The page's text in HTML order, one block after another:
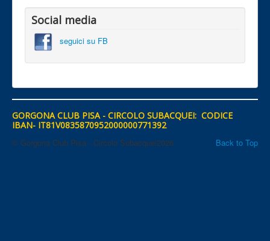
Social media
seguici su FB
GORGONA CLUB PISA - CIRCOLO SUBACQUEI: CODICE
IBAN- IT81V0835870952000000771392
Back to Top
© Gorgona Club Pisa - Circolo Subacquei2026